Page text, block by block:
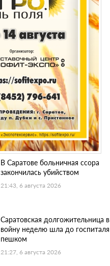
В Саратове больничная ссора
закончилась убийством
21:43, 6 августа 2026
Саратовская долгожительница в
войну неделю шла до госпиталя
пешком
21:27, 6 августа 2026